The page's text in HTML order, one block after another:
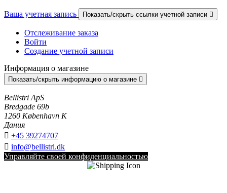
Ваша учетная запись Показать/скрыть ссылки учетной записи 
Отслеживание заказа
Войти
Создание учетной записи
Информация о магазине
Показать/скрыть информацию о магазине 
Bellistri ApS
Bredgade 69b
1260 København K
Дания
 +45 39274707
 info@bellistri.dk
Управляйте своей конфиденциальностью